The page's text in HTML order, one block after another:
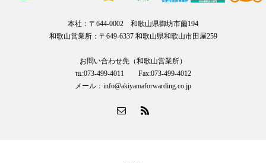
本社：〒644-0002 和歌山県御坊市薗194
和歌山営業所：〒649-6337 和歌山県和歌山市田屋259
お問い合わせ先（和歌山営業所）
℡:073-499-4011 Fax:073-499-4012
メール：info@akiyamaforwarding.co.jp